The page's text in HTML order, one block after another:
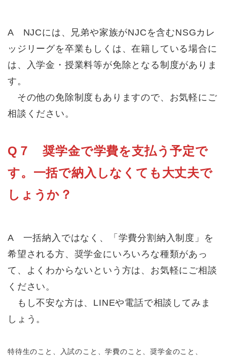
A NJCには、兄弟や家族がNJCを含むNSGカレ
ッジリーグを卒業もしくは、在籍している場合に
は、入学金・授業料等が免除となる制度がありま
す。
その他の免除制度もありますので、お気軽にご
相談ください。
Q７ 奨学金で学費を支払う予定で
す。一括で納入しなくても大丈夫で
しょうか？
A 一括納入ではなく、「学費分割納入制度」を
希望される方、奨学金にいろいろな種類があっ
て、よくわからないという方は、お気軽にご相談
ください。
もし不安な方は、LINEや電話で相談してみま
しょう。
特待生のこと、入試のこと、学費のこと、奨学金のこと、